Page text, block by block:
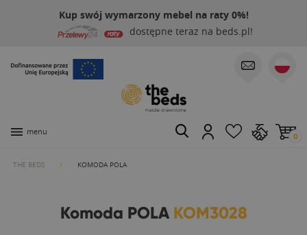
Kup swój wymarzony mebel na raty 0%!
dostępne teraz na beds.pl!
menu 0
THE BEDS KOMODA POLA
Komoda POLA KOM3028